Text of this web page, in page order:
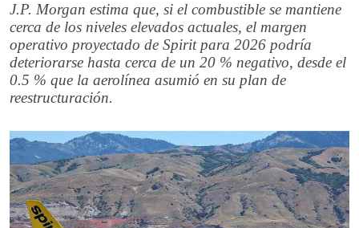
J.P. Morgan estima que, si el combustible se mantiene
cerca de los niveles elevados actuales, el margen
operativo proyectado de Spirit para 2026 podría
deteriorarse hasta cerca de un 20 % negativo, desde el
0.5 % que la aerolínea asumió en su plan de
reestructuración.